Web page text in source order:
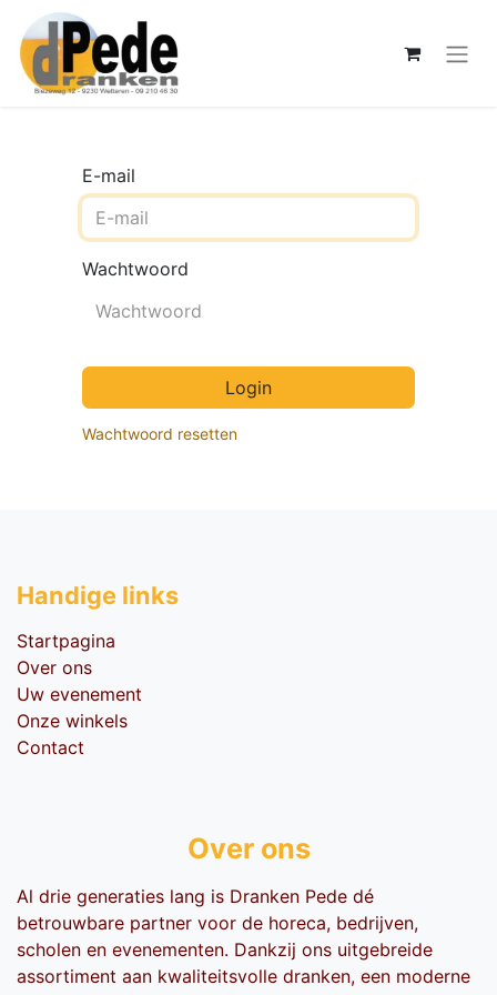
E-mail
Wachtwoord
Login
Wachtwoord resetten
Handige li​nks
Startpagina
Over ons
Uw evenement
Onze winkels
Contact
Over ons
Al drie generaties lang is Dranken Pede dé
betrouwbare partner voor de horeca, bedrijven,
scholen en evenementen. Dankzij ons uitgebreide
assortiment aan kwaliteitsvolle dranken, een moderne